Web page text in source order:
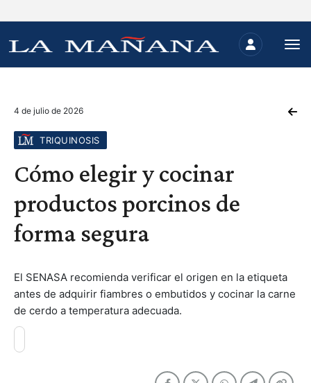
4 de julio de 2026
TRIQUINOSIS
Cómo elegir y cocinar
productos porcinos de
forma segura
El SENASA recomienda verificar el origen en la etiqueta
antes de adquirir fiambres o embutidos y cocinar la carne
de cerdo a temperatura adecuada.